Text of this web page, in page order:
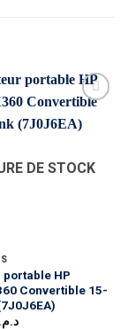
DE STOCK
HP
Convertible 15-
د.م.